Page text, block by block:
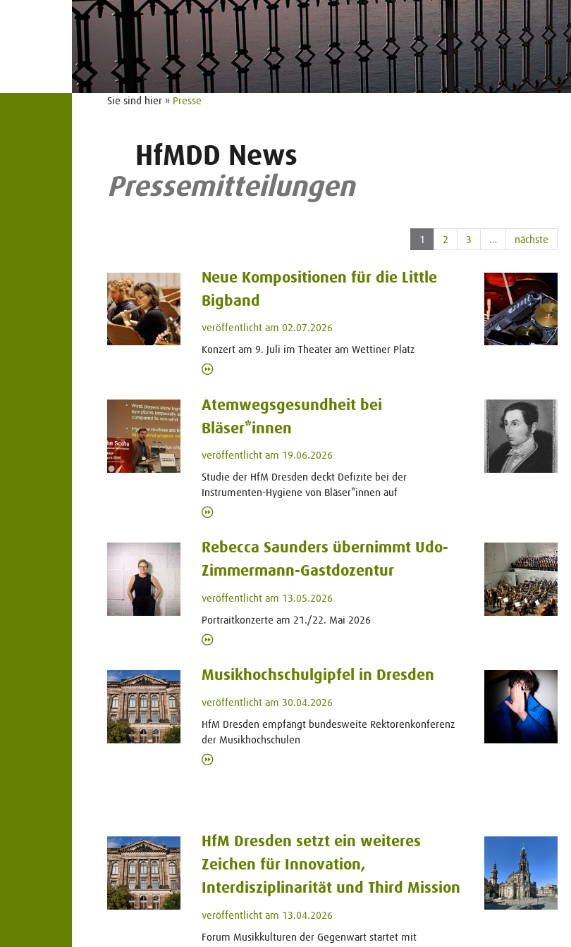
Sie sind hier » Presse
HfMDD News
Pressemitteilungen
1 2 3 … nächste
Neue Kompositionen für die Little
Bigband
veröffentlicht am 02.07.2026
Konzert am 9. Juli im Theater am Wettiner Platz
Atemwegsgesundheit bei
Bläser*innen
veröffentlicht am 19.06.2026
Studie der HfM Dresden deckt Defizite bei der
Instrumenten-Hygiene von Bläser*innen auf
Rebecca Saunders übernimmt Udo-
Zimmermann-Gastdozentur
veröffentlicht am 13.05.2026
Portraitkonzerte am 21./22. Mai 2026
Musikhochschulgipfel in Dresden
veröffentlicht am 30.04.2026
HfM Dresden empfängt bundesweite Rektorenkonferenz
der Musikhochschulen
HfM Dresden setzt ein weiteres
Zeichen für Innovation,
Interdisziplinarität und Third Mission
veröffentlicht am 13.04.2026
Forum Musikkulturen der Gegenwart startet mit